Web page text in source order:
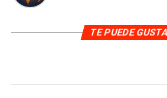
TE PUEDE